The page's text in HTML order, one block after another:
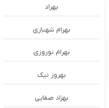
بهراد
بهرام شهبازی
بهرام نوروزی
بهروز نیک
بهزاد صفایی